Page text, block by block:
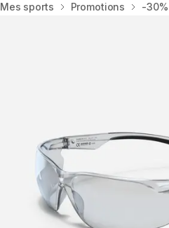
Accueil
Mes sports Promotions -